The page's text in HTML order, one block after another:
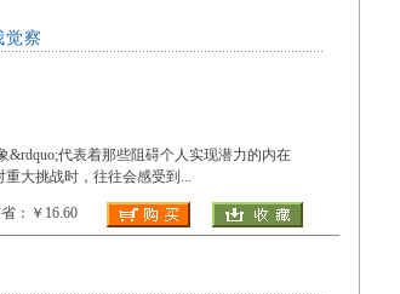
觉察
代表着那些阻碍个人实现潜力的内在
大挑战时，往往会感受到 ...
：￥16.60